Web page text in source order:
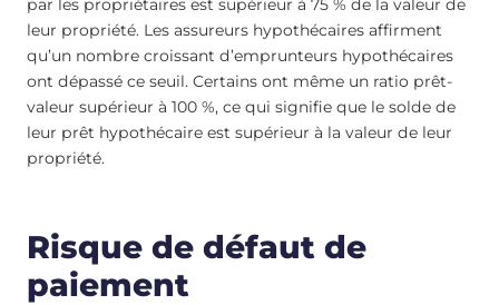
par les propriétaires est supérieur à 75 % de la valeur de
leur propriété. Les assureurs hypothécaires affirment
qu’un nombre croissant d’emprunteurs hypothécaires
ont dépassé ce seuil. Certains ont même un ratio prêt-
valeur supérieur à 100 %, ce qui signifie que le solde de
leur prêt hypothécaire est supérieur à la valeur de leur
propriété.
Risque de défaut de
paiement